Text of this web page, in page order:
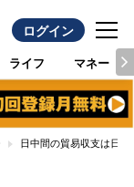
ログイン
ライフ マネー
日中間の貿易収支は日